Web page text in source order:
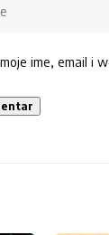
ime, email i